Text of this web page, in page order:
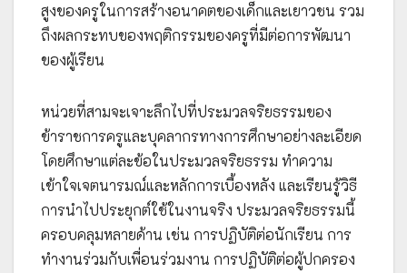
สูงของครูในการสร้างอนาคตของเด็กและเยาวชน รวม
ถึงผลกระทบของพฤติกรรมของครูที่มีต่อการพัฒนา
ของผู้เรียน
หน่วยที่สามจะเจาะลึกไปที่ประมวลจริยธรรมของ
ข้าราชการครูและบุคลากรทางการศึกษาอย่างละเอียด
โดยศึกษาแต่ละข้อในประมวลจริยธรรม ทำความ
เข้าใจเจตนารมณ์และหลักการเบื้องหลัง และเรียนรู้วิธี
การนำไปประยุกต์ใช้ในงานจริง ประมวลจริยธรรมนี้
ครอบคลุมหลายด้าน เช่น การปฏิบัติต่อนักเรียน การ
ทำงานร่วมกับเพื่อนร่วมงาน การปฏิบัติต่อผู้ปกครอง